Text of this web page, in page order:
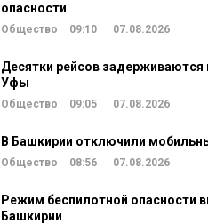
опасности
Общество 09:10 07.08.2026
Десятки рейсов задерживаются
Уфы
Общество 09:05 07.08.2026
В Башкирии отключили
Общество 08:56 07.08.2026
Режим беспилотной опасности
Башкирии